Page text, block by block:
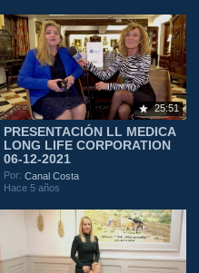
25:51
PRESENTACIÓN LL MEDICA
LONG LIFE CORPORATION
06-12-2021
Por:Canal Costa
Hace 5 años